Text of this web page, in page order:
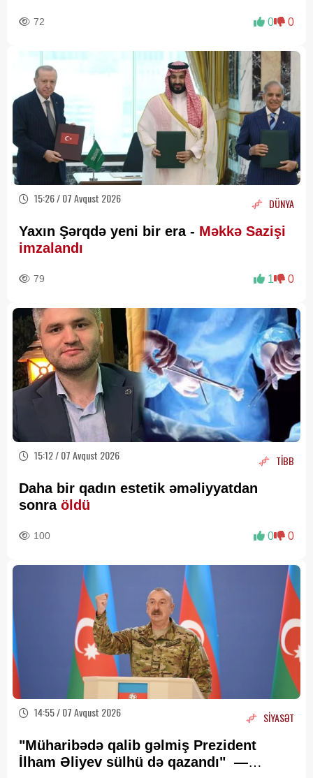
72 0 0
15:26 / 07 Avqust 2026 DÜNYA
Yaxın Şərqdə yeni bir era - Məkkə Sazişi
imzalandı
79 1 0
15:12 / 07 Avqust 2026 TİBB
Daha bir qadın estetik əməliyyatdan
sonra öldü
100 0 0
14:55 / 07 Avqust 2026 SİYASƏT
"Müharibədə qalib gəlmiş Prezident
İlham Əliyev sülhü də qazandı" —